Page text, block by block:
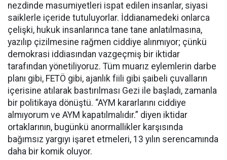
nezdinde masumiyetleri ispat edilen insanlar, siyasi
saiklerle içeride tutuluyorlar. İddianamedeki onlarca
çelişki, hukuk insanlarınca tane tane anlatılmasına,
yazılıp çizilmesine rağmen ciddiye alınmıyor; çünkü
demokrasi iddiasından vazgeçmiş bir iktidar
tarafından yönetiliyoruz. Tüm muarız eylemlerin darbe
planı gibi, FETÖ gibi, ajanlık fiili gibi şaibeli çuvalların
içerisine atılarak bastırılması Gezi ile başladı, zamanla
bir politikaya dönüştü. “AYM kararlarını ciddiye
almıyorum ve AYM kapatılmalıdır.” diyen iktidar
ortaklarının, bugünkü anormallikler karşısında
bağımsız yargıyı işaret etmeleri, 13 yılın serencamında
daha bir komik oluyor.